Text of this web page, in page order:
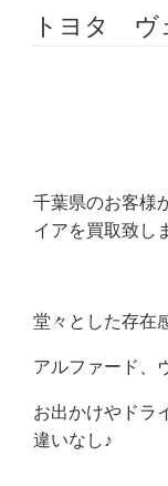
トヨタ ヴ
千葉県のお客様
イアを買取致し
堂々とした存在
アルファード、
お出かけやドラ
違いなし♪